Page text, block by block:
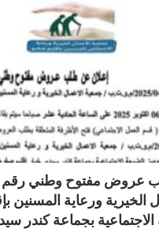
الخيرية ورعاية المسنين
الاجتماعية بجماعة كندر